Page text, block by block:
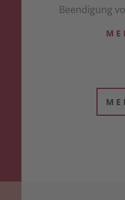
Beendigung